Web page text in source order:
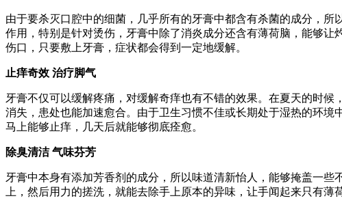
由于要杀灭口腔中的细菌，几乎所有的牙膏中都含有杀菌的成分，
作用，特别是针对烫伤，牙膏中除了消炎成分还含有薄荷脑，能够
伤口，只要敷上牙膏，症状都会得到一定地缓解。
止痒奇效 治疗脚气
牙膏不仅可以缓解疼痛，对缓解奇痒也有不错的效果。在夏天的时
消失，患处也能加速愈合。由于卫生习惯不佳或长期处于湿热的环
马上能够止痒，几天后就能够彻底痊愈。
除臭清洁 气味芬芳
牙膏中本身有添加芳香剂的成分，所以味道清新怡人，能够掩盖一
上，然后用力的搓洗，就能去除手上原本的异味，让手闻起来只有